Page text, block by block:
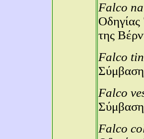
Falco
της
Falco
Falco
Falco